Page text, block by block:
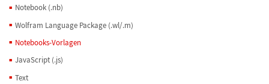
Notebook (.nb)
Wolfram Language Package (.wl/.m)
Notebooks-Vorlagen
JavaScript (.js)
Text